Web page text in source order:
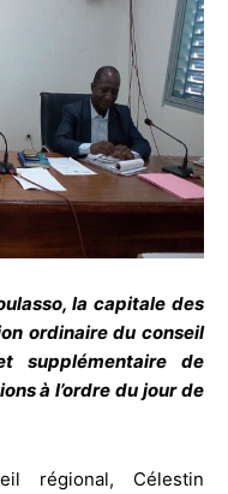
la capitale des
ordinaire du conseil
supplémentaire de
à l’ordre du jour de
régional, Célestin